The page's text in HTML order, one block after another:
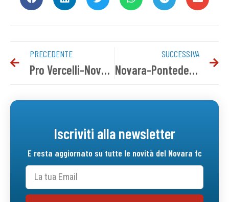
PRECEDENTE
Pro Vercelli-Novara: info biglietti settore ospiti
SUCCESSIVA
Novara-Pontedera 1-2 | Tabellino del match
Iscriviti alla newsletter
E resta aggiornato su tutte le novità del Novara fc